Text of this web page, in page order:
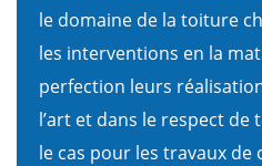
le domaine de la toiture
les interventions en la
perfection leurs
l’art et dans le respect de
le cas pour les travaux de